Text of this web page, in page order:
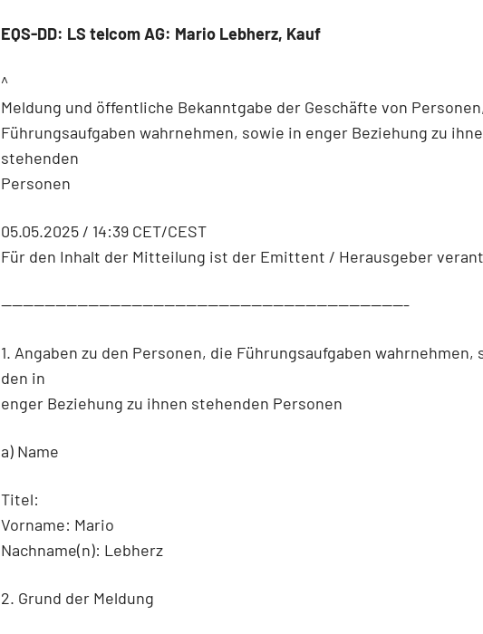
EQS-DD: LS telcom AG: Mario Lebherz, Kauf
^
Meldung und öffentliche Bekanntgabe der Geschäfte von
Führungsaufgaben wahrnehmen, sowie in enger Beziehung zu
stehenden
Personen
05.05.2025 / 14:39 CET/CEST
Für den Inhalt der Mitteilung ist der Emittent / Herausgeber
---------------------------------------------------------------------------
1. Angaben zu den Personen, die Führungsaufgaben wahrnehmen,
den in
enger Beziehung zu ihnen stehenden Personen
a) Name
Titel:
Vorname: Mario
Nachname(n): Lebherz
2. Grund der Meldung